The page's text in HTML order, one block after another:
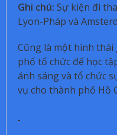
Ghi chú: Sự kiện đi
Lyon-Pháp và
Cũng là một hình
phố tổ chức để học
ánh sáng và tổ chức
vụ cho thành phố Hồ